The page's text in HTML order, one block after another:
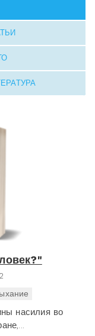
насилия во